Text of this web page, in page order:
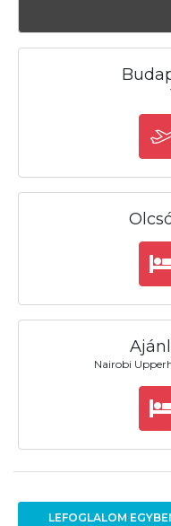
Nairobi
LEFOGLALOM